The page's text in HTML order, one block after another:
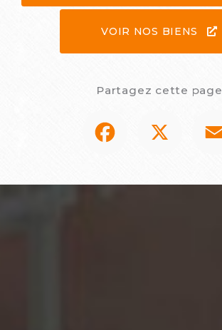
VOIR NOS BIENS
Partagez cette page